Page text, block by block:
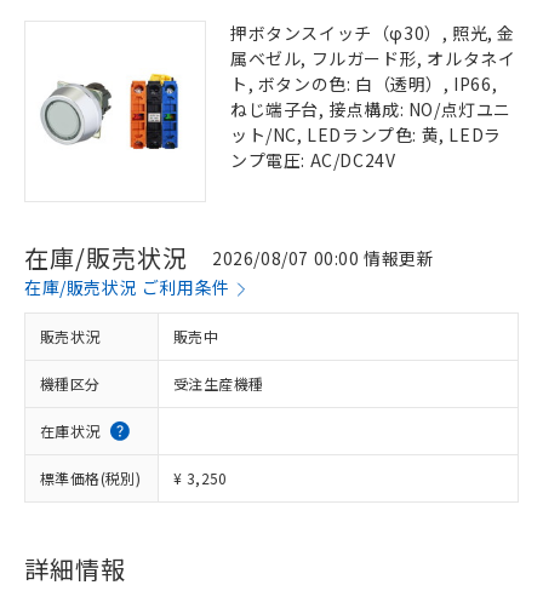
押ボタンスイッチ（φ30）, 照光, 金
属ベゼル, フルガード形, オルタネイ
ト, ボタンの色: 白（透明）, IP66,
ねじ端子台, 接点構成: NO/点灯ユニ
ット/NC, LEDランプ色: 黄, LEDラ
ンプ電圧: AC/DC24V
在庫/販売状況
2026/08/07 00:00 情報更新
在庫/販売状況 ご利用条件
販売状況 販売中
機種区分 受注生産機種
在庫状況
標準価格(税別) ¥ 3,250
詳細情報